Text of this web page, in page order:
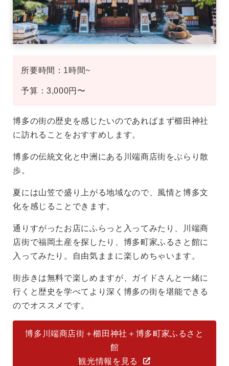
所要時間：1時間~
予算：3,000円〜
博多の街の歴史を感じたいのであればまず櫛田神社
に訪れることをおすすめします。
博多の伝統文化と中洲にある川端商店街をぶらり散
歩。
夏には山笠で盛り上がる地域なので、風情と博多文
化を感じることできます。
通りすがったお店にふらっと入ってみたり、川端商
店街で福岡土産を探したり、博多町家ふるさと館に
入ってみたり。自由気ままに楽しめちゃいます。
街歩きは無料で楽しめますが、ガイドさんと一緒に
行くと歴史を学べてより深く博多の街を堪能できる
のでオススメです。
博多川端商店街＋櫛田神社＋博多町家ふるさと
館
観光情報を見る